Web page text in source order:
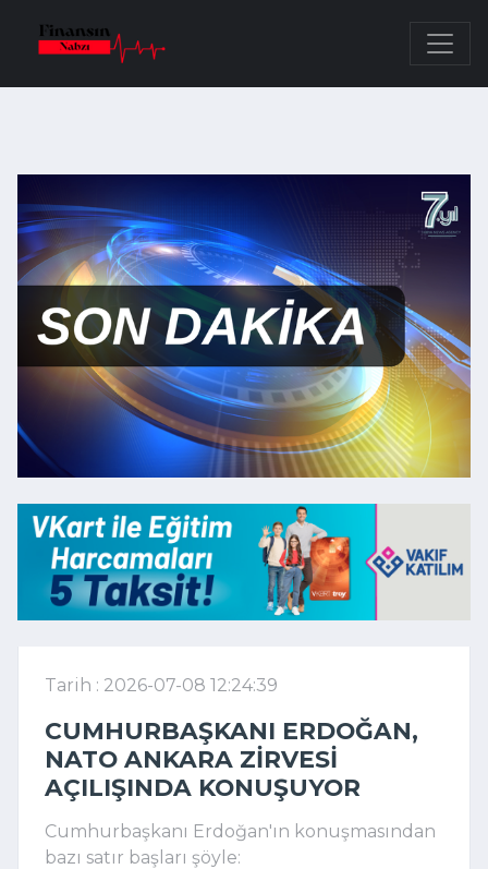
Tarih : 2026-07-08 12:24:39
CUMHURBAŞKANI ERDOĞAN,
NATO ANKARA ZIRVESI
AÇILIŞINDA KONUŞUYOR
Cumhurbaşkanı Erdoğan'ın konuşmasından
bazı satır başları şöyle: